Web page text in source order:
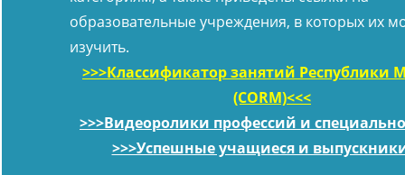
образовательные учреждения, в которых их
изучить.
>>>Классификатор занятий Республики
(CORM)<<<
>>>Видеоролики профессий и
>>>Успешные учащиеся и